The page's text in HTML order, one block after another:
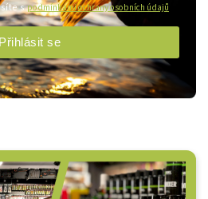
spodmínkami ochrany osobních údajů
Přihlásit se